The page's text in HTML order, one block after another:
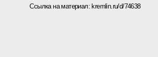
Ссылка на материал: kremlin.ru/d/74638